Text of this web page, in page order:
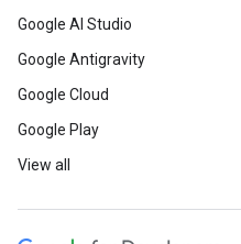
Google AI Studio
Google Antigravity
Google Cloud
Google Play
View all